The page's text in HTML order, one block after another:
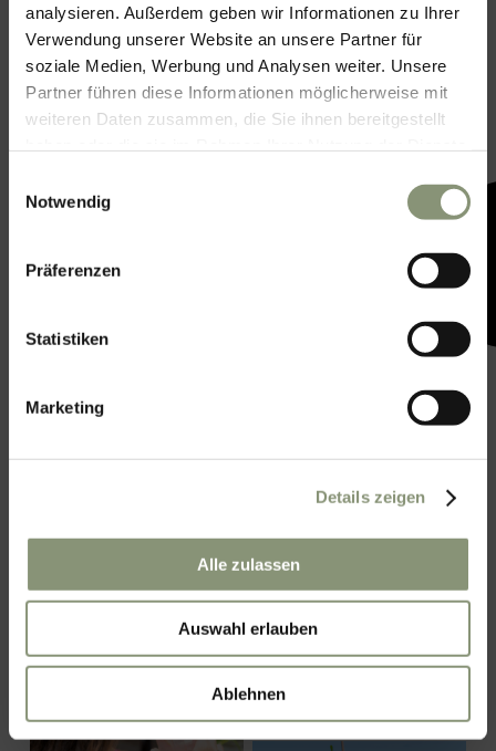
analysieren. Außerdem geben wir Informationen zu Ihrer
Verwendung unserer Website an unsere Partner für
soziale Medien, Werbung und Analysen weiter. Unsere
Partner führen diese Informationen möglicherweise mit
weiteren Daten zusammen, die Sie ihnen bereitgestellt
Notwendig
Präferenzen
Statistiken
Marketing
Details zeigen
Alle zulassen
Auswahl erlauben
Ablehnen